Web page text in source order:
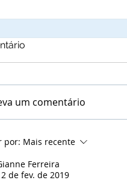
municipais do
do Pará, que já
a presença
solenidades de outorga
um comentário
por: Mais recente
Ferreira
de fev. de 2019